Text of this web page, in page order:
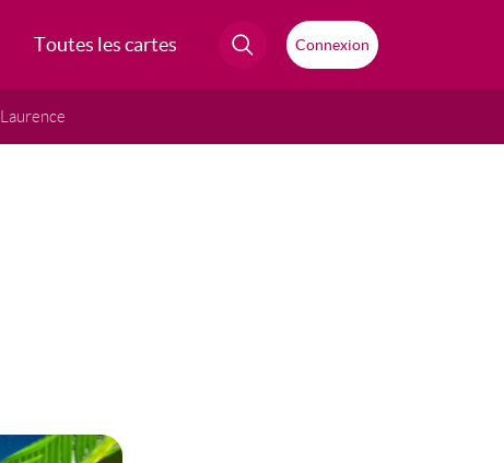
Toutes les cartes Connexion
Laurence